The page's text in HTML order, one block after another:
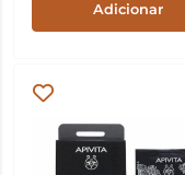
Adicionar